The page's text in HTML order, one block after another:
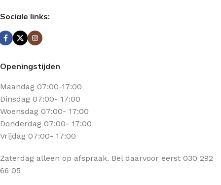
Sociale links:
Openingstijden
Maandag 07:00-17:00
Dinsdag 07:00- 17:00
Woensdag 07:00- 17:00
Donderdag 07:00- 17:00
Vrijdag 07:00- 17:00
Zaterdag alleen op afspraak. Bel daarvoor eerst 030 292
66 05